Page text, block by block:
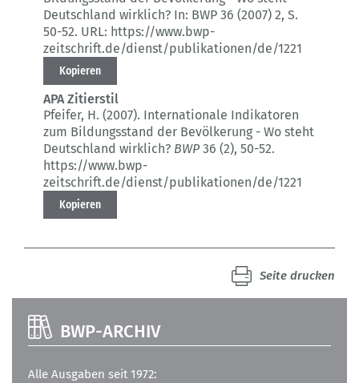
Deutschland wirklich? In: BWP 36 (2007) 2, S.
50-52. URL: https://www.bwp-
zeitschrift.de/dienst/publikationen/de/1221
Kopieren
APA Zitierstil
Pfeifer, H. (2007). Internationale Indikatoren
zum Bildungsstand der Bevölkerung - Wo steht
Deutschland wirklich? BWP36 (2), 50-52.
https://www.bwp-
zeitschrift.de/dienst/publikationen/de/1221
Kopieren
Seite drucken
BWP-ARCHIV
Alle Ausgaben seit 1972: